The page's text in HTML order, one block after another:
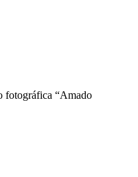
fotográfica “Amado